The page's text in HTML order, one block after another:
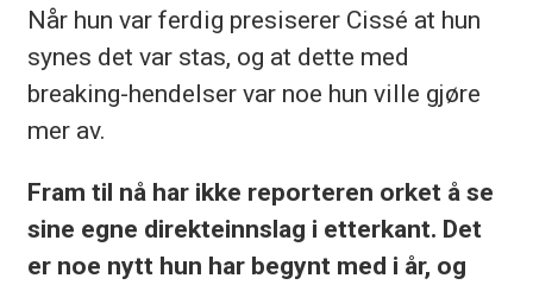
Når hun var ferdig presiserer Cissé at hun
synes det var stas, og at dette med
breaking-hendelser var noe hun ville gjøre
mer av.
Fram til nå har ikke reporteren orket å se
sine egne direkteinnslag i etterkant. Det
er noe nytt hun har begynt med i år, og